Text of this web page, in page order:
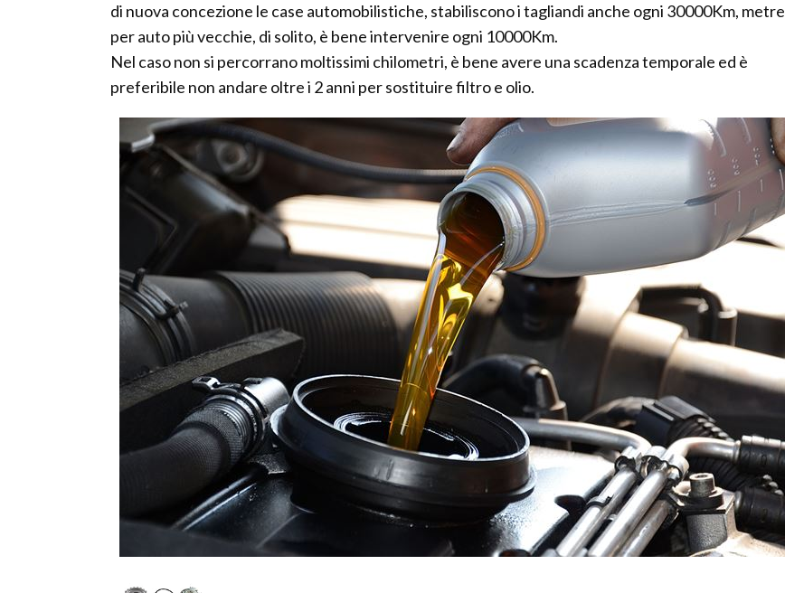
di nuova concezione le case automobilistiche, stabiliscono i tagliandi anche ogni 30000Km, metre
per auto più vecchie, di solito, è bene intervenire ogni 10000Km.
Nel caso non si percorrano moltissimi chilometri, è bene avere una scadenza temporale ed è
preferibile non andare oltre i 2 anni per sostituire filtro e olio.